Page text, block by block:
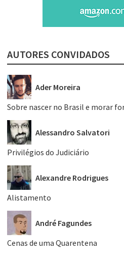
AUTORES CONVIDADOS
Ader Moreira
Sobre nascer no Brasil e morar
Alessandro Salvatori
Privilégios do Judiciário
Alexandre Rodrigues
Alistamento
André Fagundes
Cenas de uma Quarentena